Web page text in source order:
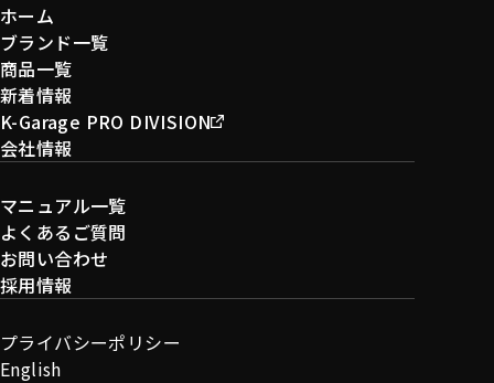
ホーム
ブランド一覧
商品一覧
新着情報
K-Garage PRO DIVISION
会社情報
マニュアル一覧
よくあるご質問
お問い合わせ
採用情報
プライバシーポリシー
English